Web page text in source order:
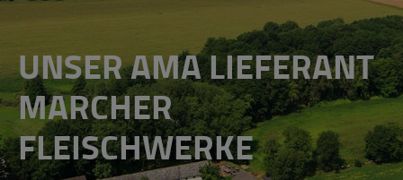
UNSER AMA LIEFERANT
MARCHER
FLEISCHWERKE